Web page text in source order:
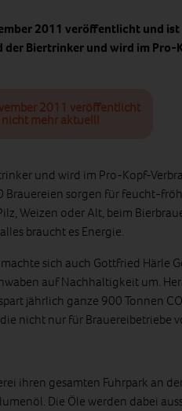
2011 veröffentlicht und
der Biertrinker und wird im
2011 veröffentlicht
mehr aktuell!
und wird im Pro-Kopf-
Brauereien sorgen für feucht-
Weizen oder Alt, beim
braucht es Energie.
sich auch Gottfried Härle
auf Nachhaltigkeit um.
jährlich ganze 900 Tonnen
nicht nur für Brauereibetriebe
ihren gesamten Fuhrpark an
Die Öle werden dabei